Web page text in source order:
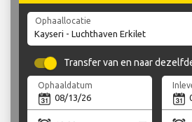
Ophaallocatie
Transfer van en naar
Ophaaldatum